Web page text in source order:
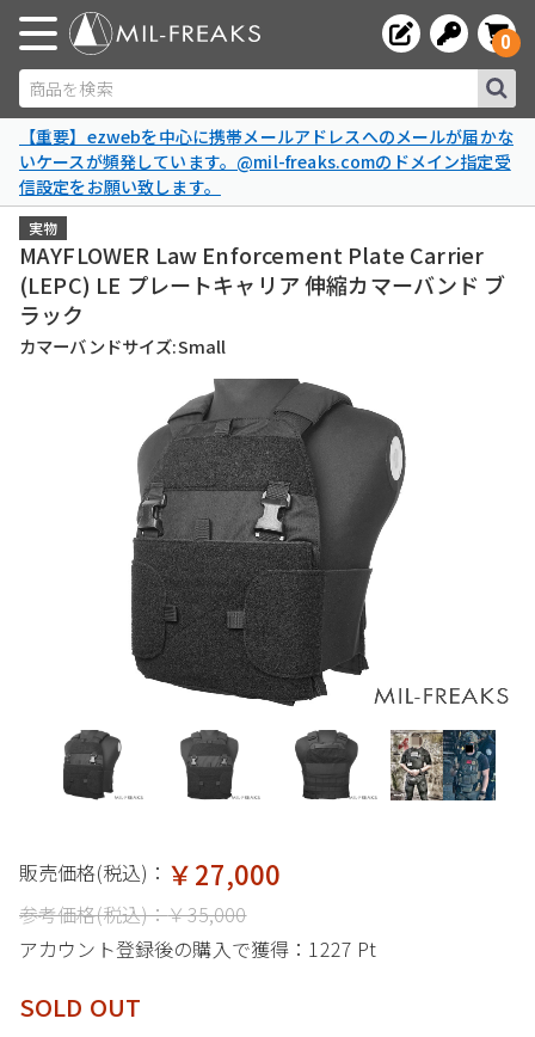
商品を検索
0
【重要】ezwebを中心に携帯メールアドレスへのメールが届かな
いケースが頻発しています。@mil-freaks.comのドメイン指定受
信設定をお願い致します。
実物
MAYFLOWER Law Enforcement Plate Carrier
(LEPC) LE プレートキャリア 伸縮カマーバンド ブ
ラック
カマーバンドサイズ:Small
販売価格(税込)： ￥27,000
参考価格(税込)：￥35,000
アカウント登録後の購入で獲得： 1227 Pt
SOLD OUT